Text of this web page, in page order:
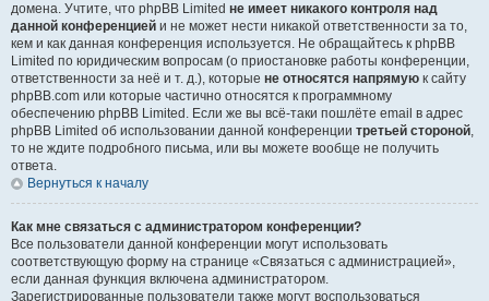
домена. Учтите, что phpBB Limited не имеет никакого контроля над
данной конференцией и не может нести никакой ответственности за то,
кем и как данная конференция используется. Не обращайтесь к phpBB
Limited по юридическим вопросам (о приостановке работы конференции,
ответственности за неё и т. д.), которые не относятся напрямую к сайту
phpBB.com или которые частично относятся к программному
обеспечению phpBB Limited. Если же вы всё-таки пошлёте email в адрес
phpBB Limited об использовании данной конференции третьей стороной,
то не ждите подробного письма, или вы можете вообще не получить
ответа.
Вернуться к началу
Как мне связаться с администратором конференции?
Все пользователи данной конференции могут использовать
соответствующую форму на странице «Связаться с администрацией»,
если данная функция включена администратором.
Зарегистрированные пользователи также могут воспользоваться